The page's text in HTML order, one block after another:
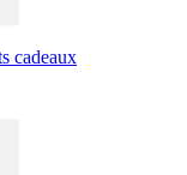
cadeaux